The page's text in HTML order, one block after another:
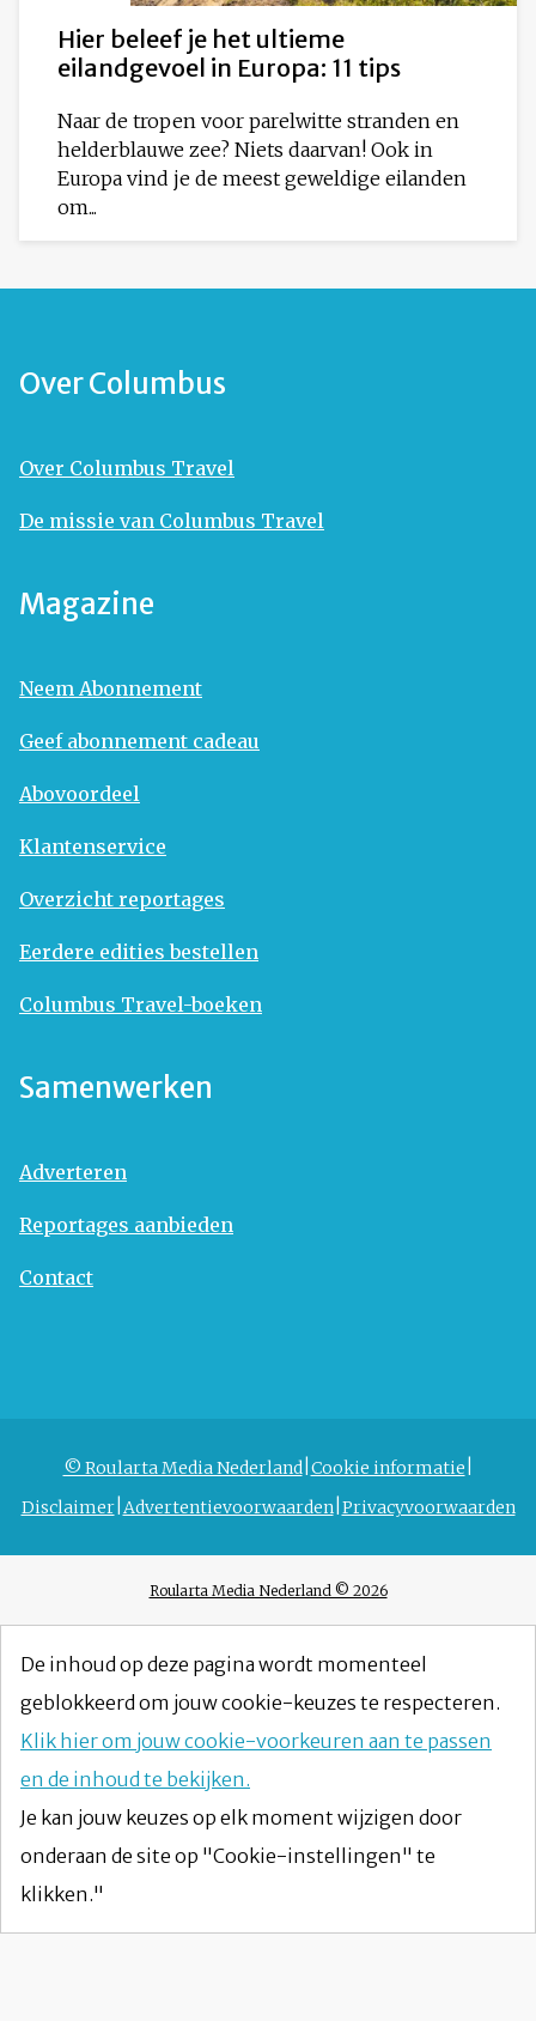
Hier beleef je het ultieme
eilandgevoel in Europa: 11 tips
Naar de tropen voor parelwitte stranden en
helderblauwe zee? Niets daarvan! Ook in
Europa vind je de meest geweldige eilanden
om...
Over Columbus
Over Columbus Travel
De missie van Columbus Travel
Magazine
Neem Abonnement
Geef abonnement cadeau
Abovoordeel
Klantenservice
Overzicht reportages
Eerdere edities bestellen
Columbus Travel-boeken
Samenwerken
Adverteren
Reportages aanbieden
Contact
© Roularta Media Nederland Cookie informatie
Disclaimer Advertentievoorwaarden Privacyvoorwaarden
Roularta Media Nederland © 2026
De inhoud op deze pagina wordt momenteel
geblokkeerd om jouw cookie-keuzes te respecteren.
Klik hier om jouw cookie-voorkeuren aan te passen
en de inhoud te bekijken.
Je kan jouw keuzes op elk moment wijzigen door
onderaan de site op "Cookie-instellingen" te
klikken."